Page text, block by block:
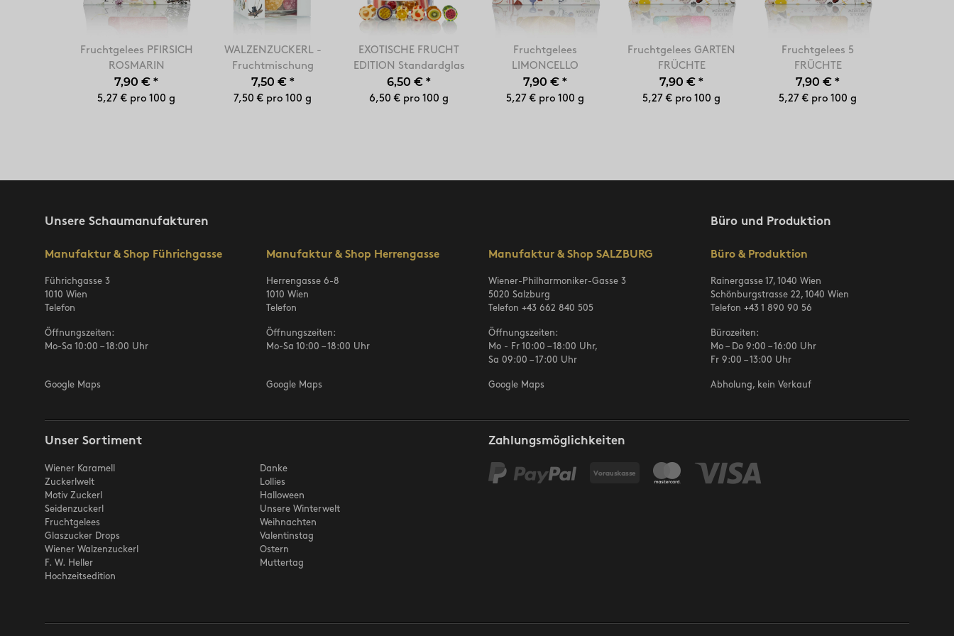
Fruchtgelees PFIRSICH
ROSMARIN
7,90 € *
5,27 € pro 100 g
WALZENZUCKERL -
Fruchtmischung
7,50 € *
7,50 € pro 100 g
EXOTISCHE FRUCHT
EDITION Standardglas
6,50 € *
6,50 € pro 100 g
Fruchtgelees
LIMONCELLO
7,90 € *
5,27 € pro 100 g
Fruchtgelees GARTEN
FRÜCHTE
7,90 € *
5,27 € pro 100 g
Fruchtgelees 5
FRÜCHTE
7,90 € *
5,27 € pro 100 g
Unsere Schaumanufakturen
Manufaktur & Shop Führichgasse
Führichgasse 3
1010 Wien
Telefon
Öffnungszeiten:
Mo-Sa 10:00 – 18:00 Uhr
Google Maps
Manufaktur & Shop Herrengasse
Herrengasse 6-8
1010 Wien
Telefon
Öffnungszeiten:
Mo-Sa 10:00 – 18:00 Uhr
Google Maps
Manufaktur & Shop SALZBURG
Wiener-Philharmoniker-Gasse 3
5020 Salzburg
Telefon +43 662 840 505
Öffnungszeiten:
Mo - Fr 10:00 – 18:00 Uhr,
Sa 09:00 – 17:00 Uhr
Google Maps
Büro und Produktion
Büro & Produktion
Rainergasse 17, 1040 Wien
Schönburgstrasse 22, 1040 Wien
Telefon +43 1 890 90 56
Bürozeiten:
Mo – Do 9:00 – 16:00 Uhr
Fr 9:00 – 13:00 Uhr
Abholung, kein Verkauf
Unser Sortiment
Wiener Karamell
Zuckerlwelt
Motiv Zuckerl
Seidenzuckerl
Fruchtgelees
Glaszucker Drops
Wiener Walzenzuckerl
F. W. Heller
Hochzeitsedition
Danke
Lollies
Halloween
Unsere Winterwelt
Weihnachten
Valentinstag
Ostern
Muttertag
Zahlungsmöglichkeiten